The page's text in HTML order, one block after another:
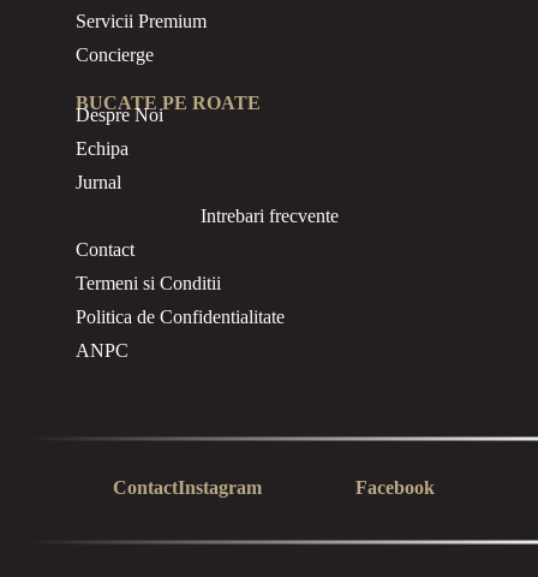
Servicii Premium
Concierge
BUCATE PE ROATE
Despre Noi
Echipa
Jurnal
Intrebari frecvente
Contact
Termeni si Conditii
Politica de Confidentialitate
ANPC
ContactInstagram Facebook